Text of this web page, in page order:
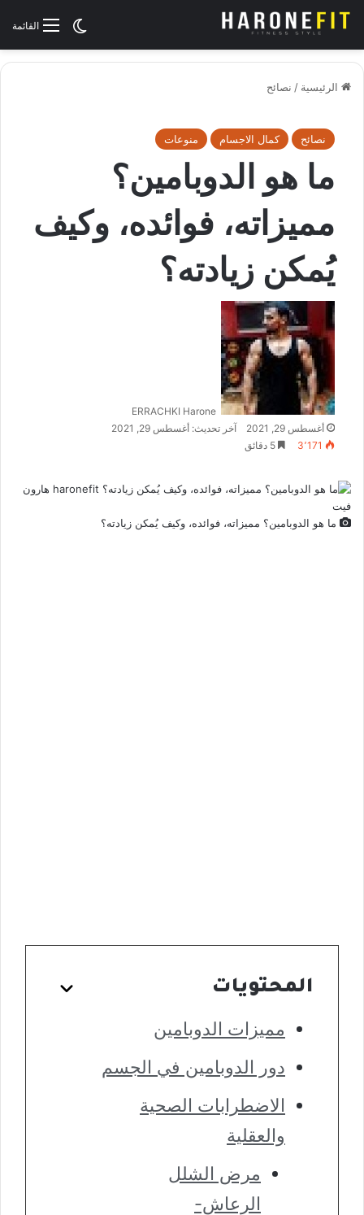
القائمةالوضع
الرئيسية / نصائح
نصائح كمال الاجسام منوعات
ما هو الدوبامين؟
مميزاته، فوائده، وكيف
يُمكن زيادته؟
ERRACHKI Harone
أغسطس 29, 2021
آخر تحديث: أغسطس 29, 2021
3٬171
ما هو الدوبامين؟ مميزاته، فوائده، وكيف يُمكن زيادته؟
المحتويات
مميزات الدوبامين
دور الدوبامين في الجسم
الاضطرابات الصحية
والعقلية
مرض الشلل
الرعاش-